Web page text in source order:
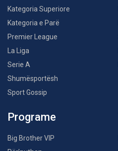
Kategoria Superiore
Kategoria e Parë
Premier League
La Liga
Serie A
Shumësportësh
Sport Gossip
Programe
Big Brother VIP